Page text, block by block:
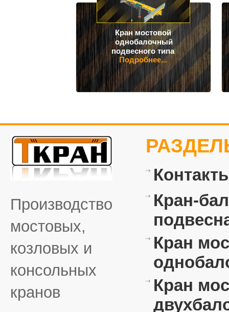
Кран мостовой
однобалочный
подвесного типа
Подробнее...
Производство
мостовых,
козловых и
консольных
кранов
Кран-
Кран
Кран